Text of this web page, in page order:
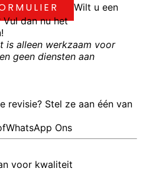
Wilt u een
Vul dan nu het
is alleen werkzaam voor
geen diensten aan
revisie? Stel ze aan één van
WhatsApp Ons
voor kwaliteit